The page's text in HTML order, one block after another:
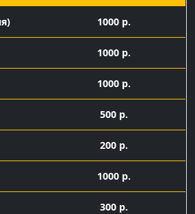
1000 р.
1000 р.
1000 р.
500 р.
200 р.
1000 р.
300 р.